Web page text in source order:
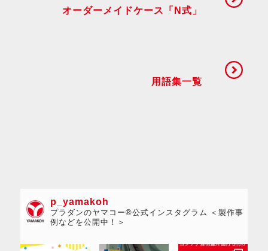
オーダーメイドケース「N式」
用語集一覧
p_yamakoh
プラダンのヤマコー®公式インスタグラム ＜製作事
例などを公開中！＞